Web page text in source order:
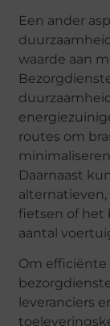
Een ander
waarde aan
routes om
Daarnaast
fietsen of het
aantal
Om
leveranciers